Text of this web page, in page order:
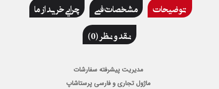
توضیحات مشخصات فنی
چرایی خرید از ما
نقد و نظر (0)
مدیریت پیشرفته سفارشات
ماژول تجاری و فارسی پرستاشاپ